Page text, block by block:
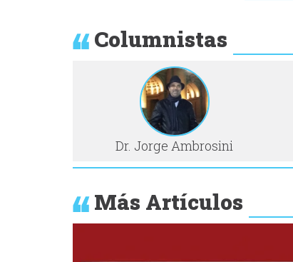
Columnistas
Dr. Jorge Ambrosini
Más Artículos